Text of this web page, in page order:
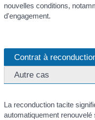
nouvelles conditions,
d'engagement.
Contrat à
Autre cas
La reconduction tacite
automatiquement renouvelé